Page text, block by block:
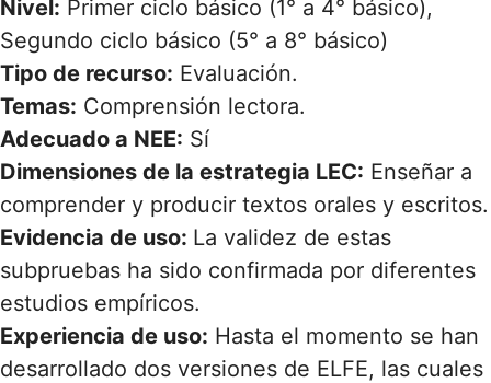
Nivel: Primer ciclo básico (1° a 4° básico),
Segundo ciclo básico (5° a 8° básico)
Tipo de recurso: Evaluación.
Temas: Comprensión lectora.
Adecuado a NEE: Sí
Dimensiones de la estrategia LEC: Enseñar a
comprender y producir textos orales y escritos.
Evidencia de uso: La validez de estas
subpruebas ha sido confirmada por diferentes
estudios empíricos.
Experiencia de uso: Hasta el momento se han
desarrollado dos versiones de ELFE, las cuales